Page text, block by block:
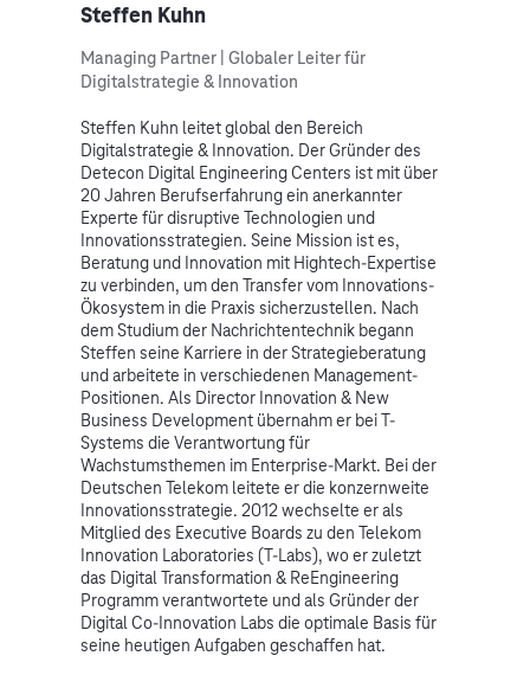
Steffen Kuhn
Managing Partner | Globaler Leiter für
Digitalstrategie & Innovation
Steffen Kuhn leitet global den Bereich
Digitalstrategie & Innovation. Der Gründer des
Detecon Digital Engineering Centers ist mit über
20 Jahren Berufserfahrung ein anerkannter
Experte für disruptive Technologien und
Innovationsstrategien. Seine Mission ist es,
Beratung und Innovation mit Hightech-Expertise
zu verbinden, um den Transfer vom Innovations-
Ökosystem in die Praxis sicherzustellen. Nach
dem Studium der Nachrichtentechnik begann
Steffen seine Karriere in der Strategieberatung
und arbeitete in verschiedenen Management-
Positionen. Als Director Innovation & New
Business Development übernahm er bei T-
Systems die Verantwortung für
Wachstumsthemen im Enterprise-Markt. Bei der
Deutschen Telekom leitete er die konzernweite
Innovationsstrategie. 2012 wechselte er als
Mitglied des Executive Boards zu den Telekom
Innovation Laboratories (T-Labs), wo er zuletzt
das Digital Transformation & ReEngineering
Programm verantwortete und als Gründer der
Digital Co-Innovation Labs die optimale Basis für
seine heutigen Aufgaben geschaffen hat.